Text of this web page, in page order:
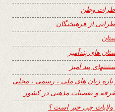
وطن
از فرهیختگان
های پندآمیز
پند آمیز
باره زبان های ملی ، رسمی ، محلی
و تعصبات مذهبی در کشور
ولایات چی خبر است ؟